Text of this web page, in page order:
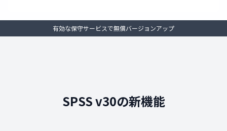
有効な保守サービスで無償バージョンアップ
SPSS v30の新機能